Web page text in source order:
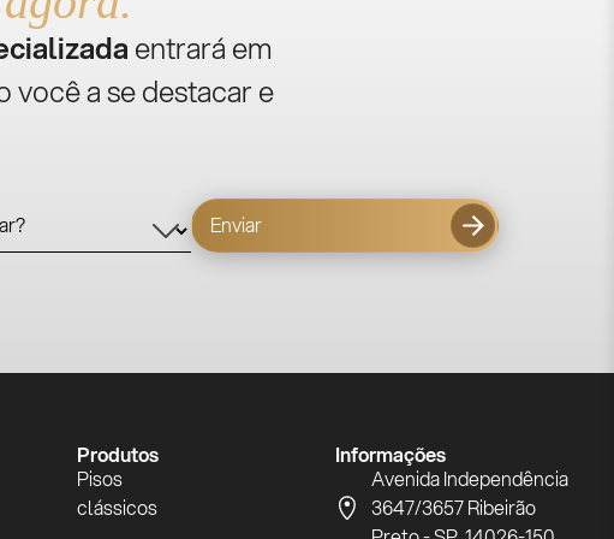
entrará em
você a se destacar e
Enviar
Produtos
Pisos
clássicos
Informações
Avenida Independência
3647/3657 Ribeirão